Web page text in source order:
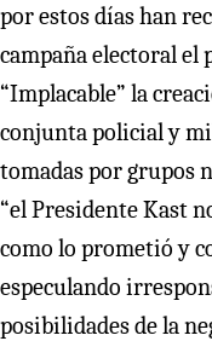
por estos días han
campaña electoral el
“Implacable” la
conjunta policial y
tomadas por grupos
“el Presidente Kast
como lo prometió y
especulando
posibilidades de la